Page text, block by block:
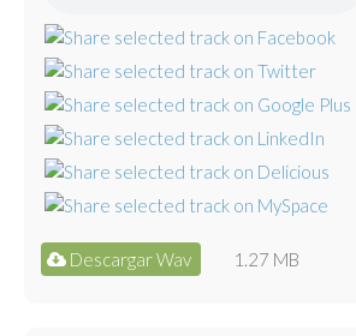
Descargar Wav 1.27 MB